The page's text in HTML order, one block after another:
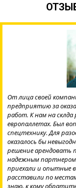
От лица своей
предприятию за
работ. К нам на склда
европаллетах. Был
спецтехнику. Для
оказалось бы
решение арендовать
надежным
приехали и опытные
расставили по
знаю, к кому